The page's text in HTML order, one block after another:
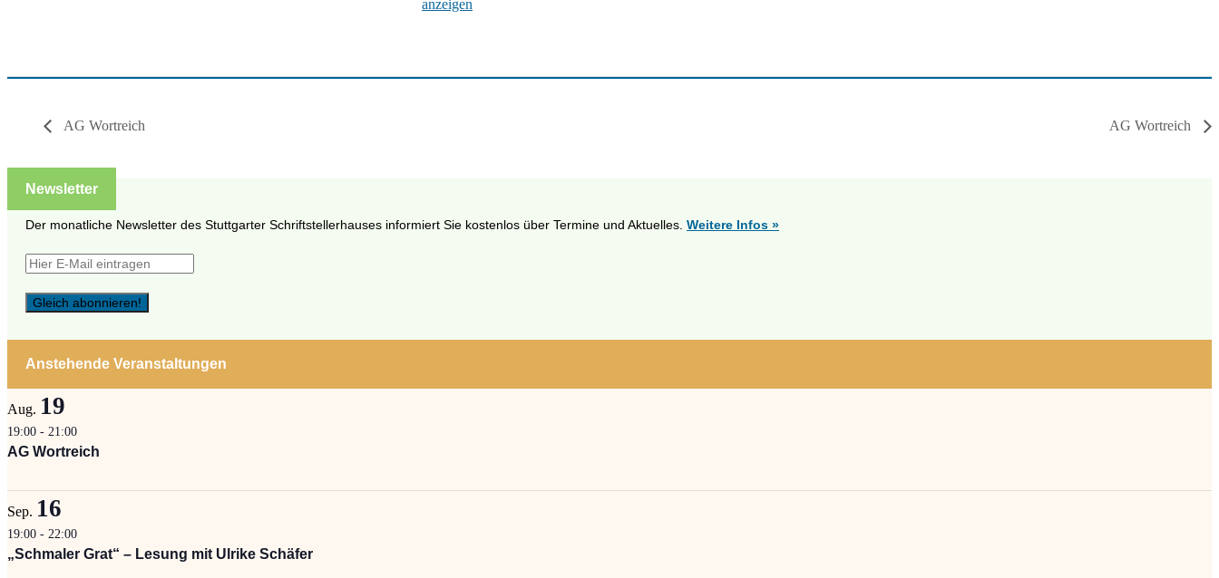
anzeigen
AG Wortreich AG Wortreich
Newsletter
Der monatliche Newsletter des Stuttgarter Schriftstellerhauses informiert Sie kostenlos über Termine und Aktuelles. Weitere Infos »
Anstehende Veranstaltungen
Aug. 19
19:00 - 21:00
AG Wortreich
Sep. 16
19:00 - 22:00
„Schmaler Grat“ – Lesung mit Ulrike Schäfer